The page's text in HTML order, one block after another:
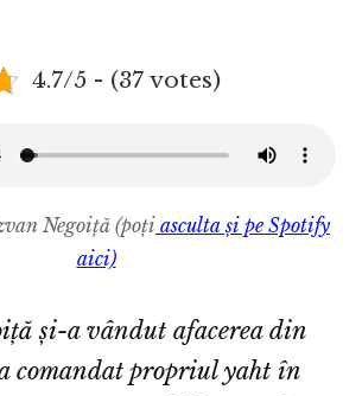
4.7/5 - (37 votes)
Negoiță (poți asculta și pe Spotify
aici)
și-a vândut afacerea din
comandat propriul yaht în